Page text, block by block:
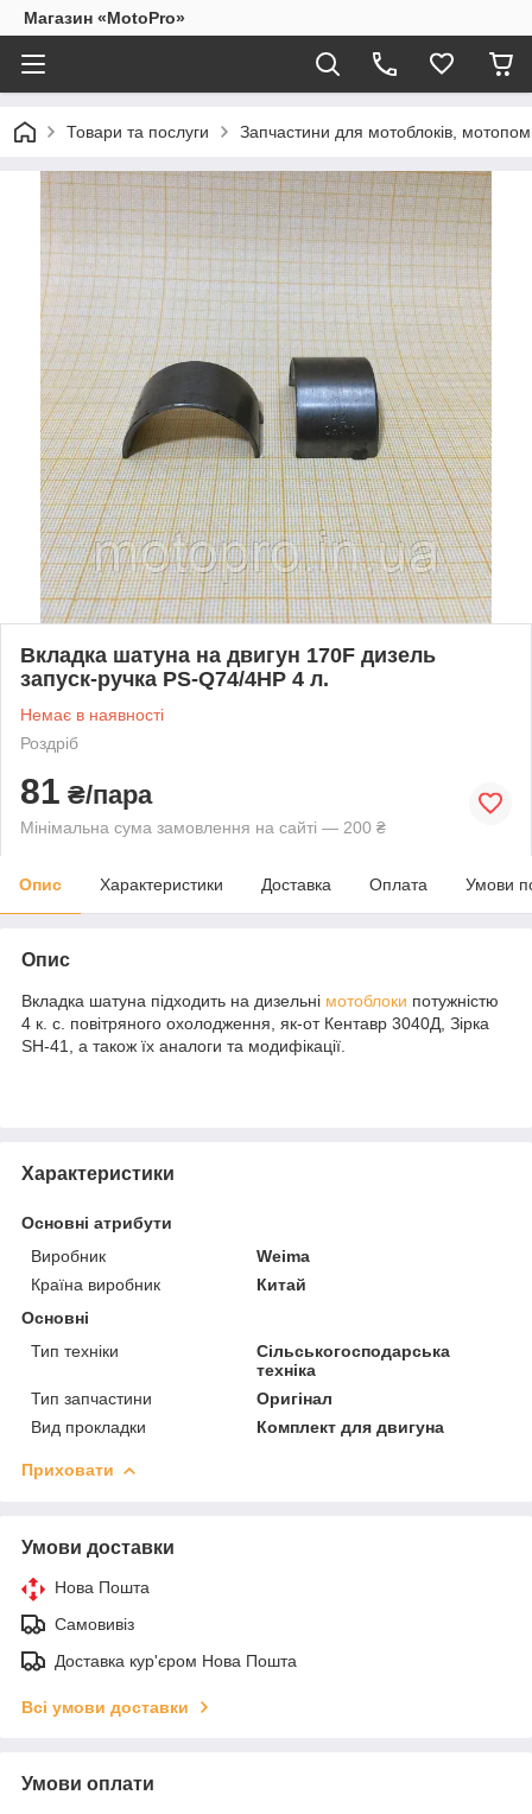
Магазин «MotoPro»
Товари та послуги Запчастини для мотоблоків,
Вкладка шатуна на двигун 170F дизель
запуск-ручка PS-Q74/4HP 4 л.
Немає в наявності
Роздріб
81 ₴/пара
Мінімальна сума замовлення на сайті — 200 ₴
Опис Характеристики Доставка Оплата Умови
Опис
Вкладка шатуна підходить на дизельні мотоблоки потужністю
4 к. с. повітряного охолодження, як-от Кентавр 3040Д, Зірка
SH-41, а також їх аналоги та модифікації.
Характеристики
Основні атрибути
Виробник
Weima
Країна виробник
Китай
Основні
Тип техніки
Сільськогосподарська
техніка
Тип запчастини
Оригінал
Вид прокладки
Комплект для двигуна
Приховати
Умови доставки
Нова Пошта
Самовивіз
Доставка кур'єром Нова Пошта
Всі умови доставки
Умови оплати